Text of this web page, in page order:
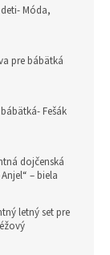
Móda,
pre bábätká
Fešák
dojčenská
– biela
letný set pre